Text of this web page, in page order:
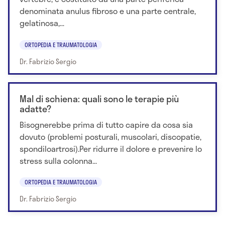
denominata anulus fibroso e una parte centrale,
gelatinosa,...
ORTOPEDIA E TRAUMATOLOGIA
Dr. Fabrizio Sergio
Mal di schiena: quali sono le terapie più
adatte?
Bisognerebbe prima di tutto capire da cosa sia
dovuto (problemi posturali, muscolari, discopatie,
spondiloartrosi).Per ridurre il dolore e prevenire lo
stress sulla colonna...
ORTOPEDIA E TRAUMATOLOGIA
Dr. Fabrizio Sergio